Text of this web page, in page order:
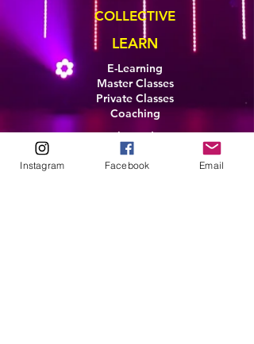
COLLECTIVE
LEARN
E-Learning
Master Classes
Private Classes
Coaching
Ambassadors
Artist in Residence
Artist Co-Creation
Instagram Facebook Email